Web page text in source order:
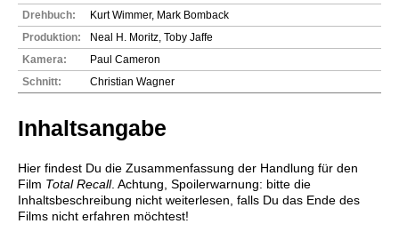
Drehbuch:
Kurt Wimmer, Mark Bomback
Produktion:
Neal H. Moritz, Toby Jaffe
Kamera:
Paul Cameron
Schnitt:
Christian Wagner
Inhaltsangabe
Hier findest Du die Zusammenfassung der Handlung für den
Film Total Recall. Achtung, Spoilerwarnung: bitte die
Inhaltsbeschreibung nicht weiterlesen, falls Du das Ende des
Films nicht erfahren möchtest!